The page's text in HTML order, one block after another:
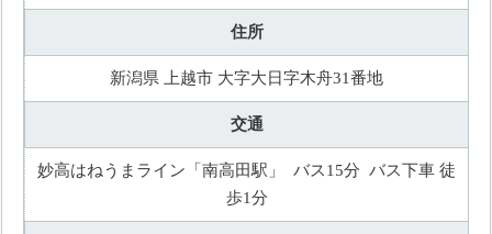
住所
新潟県 上越市 大字大日字木舟31番地
交通
妙高はねうまライン「南高田駅」 バス15分 バス下車 徒
歩1分